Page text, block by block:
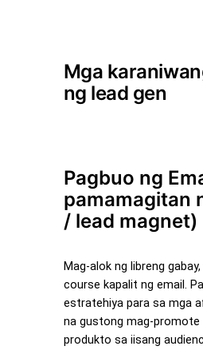
Mga
ng lead gen
Pagbuo ng
pamamagitan
/ lead magnet)
Mag-alok ng libreng
course kapalit ng email.
estratehiya para sa mga
na gustong mag-promote
produkto sa iisang